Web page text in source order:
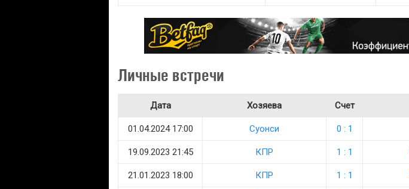
Личные встречи
Дата Хозяева Счет
01.04.2024 17:00 Суонси 0 : 1
19.09.2023 21:45 КПР 1 : 1
21.01.2023 18:00 КПР 1 : 1